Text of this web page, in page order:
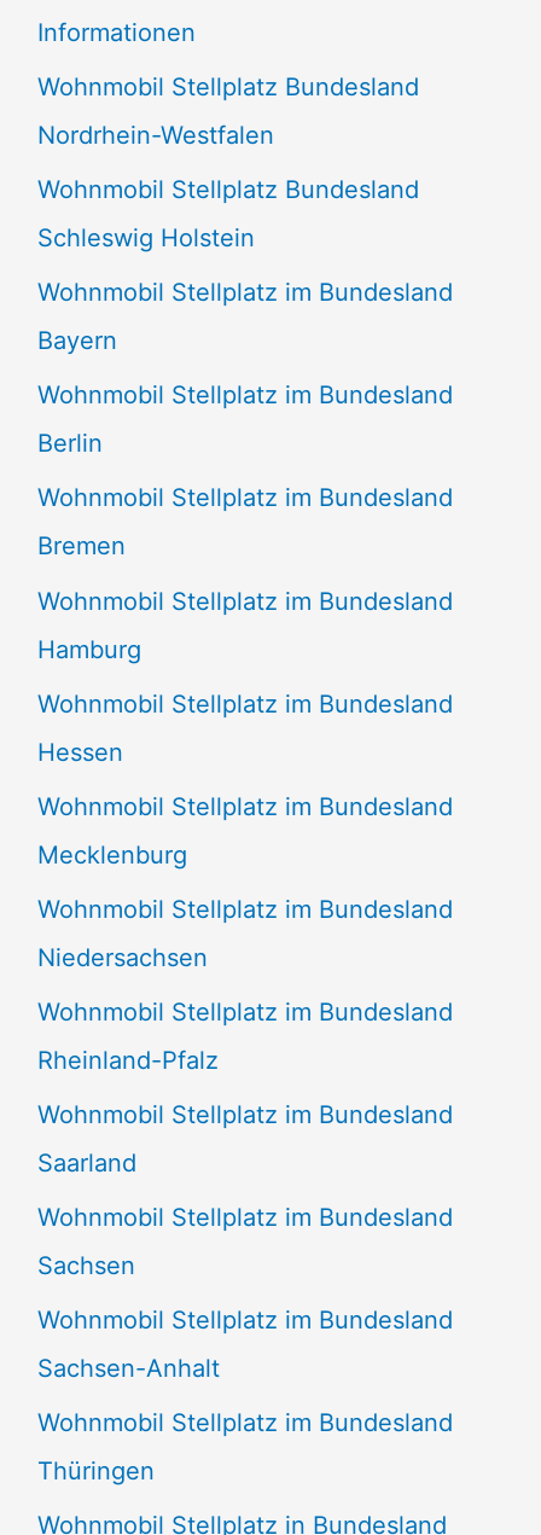
n
n
a
c
h
:
Informationen
Wohnmobil Stellplatz Bundesland
Nordrhein-Westfalen
Wohnmobil Stellplatz Bundesland
Schleswig Holstein
Wohnmobil Stellplatz im Bundesland
Bayern
Wohnmobil Stellplatz im Bundesland
Berlin
Wohnmobil Stellplatz im Bundesland
Bremen
Wohnmobil Stellplatz im Bundesland
Hamburg
Wohnmobil Stellplatz im Bundesland
Hessen
Wohnmobil Stellplatz im Bundesland
Mecklenburg
Wohnmobil Stellplatz im Bundesland
Niedersachsen
Wohnmobil Stellplatz im Bundesland
Rheinland-Pfalz
Wohnmobil Stellplatz im Bundesland
Saarland
Wohnmobil Stellplatz im Bundesland
Sachsen
Wohnmobil Stellplatz im Bundesland
Sachsen-Anhalt
Wohnmobil Stellplatz im Bundesland
Thüringen
Wohnmobil Stellplatz in Bundesland